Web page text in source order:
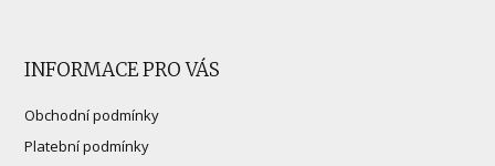
INFORMACE PRO VÁS
Obchodní podmínky
Platební podmínky